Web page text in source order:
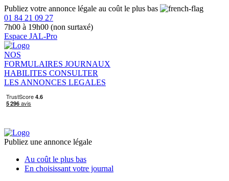
Publiez votre annonce légale au coût le plus bas
01 84 21 09 27
7h00 à 19h00 (non surtaxé)
Espace JAL-Pro
NOS
FORMULAIRES JOURNAUX
HABILITES CONSULTER
LES ANNONCES LEGALES
Publiez une annonce légale
Au coût le plus bas
En choisissant votre journal